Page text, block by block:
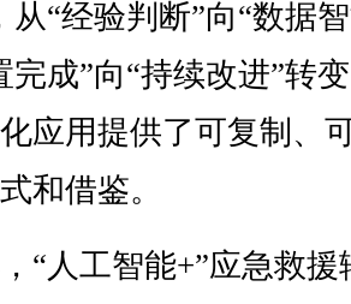
从“经验判断”向“数据
完成”向“持续改进”转
应用提供了可复制、
和借鉴。
人工智能+”应急救援